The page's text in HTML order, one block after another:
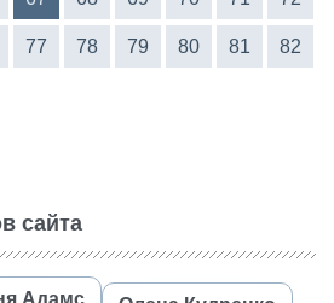
77 78 79 80 81 82
сайта